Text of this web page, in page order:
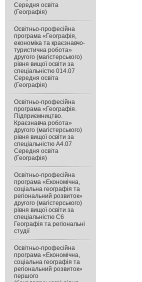
Середня освіта
(Географія)
Освітньо-професійна
програма «Географія,
економіка та краєзнавчо-
туристична робота»
другого (магістерського)
рівня вищої освіти за
спеціальністю 014.07
Середня освіта
(Географія)
Освітньо-професійна
програма «Географія.
Підприємництво.
Краєзнавча робота»
другого (магістерського)
рівня вищої освіти за
спеціальністю А4.07
Середня освіта
(Географія)
Освітньо-професійна
програма «Економічна,
соціальна географія та
регіональний розвиток»
другого (магістерського)
рівня вищої освіти за
спеціальністю C6
Географія та регіональні
студії
Освітньо-професійна
програма «Економічна,
соціальна географія та
регіональний розвиток»
першого